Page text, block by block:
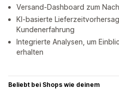
Versand-Dashboard zum
KI-basierte
Kundenerfahrung
Integrierte Analysen, um
erhalten
Beliebt bei Shops wie deinem